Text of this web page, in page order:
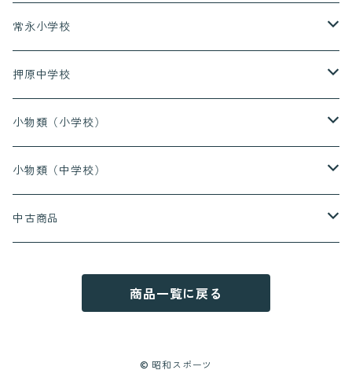
上着（半袖）
長ズボン
ハーフパンツ
上着（長袖）
上着（半袖）
長ズボン
ハーフパンツ
常永小学校
上着（長袖）
上着（半袖）
長ズボン
ハーフパンツ
押原中学校
上着（長袖）
上着（半袖）
長ズボン
小物類（小学校）
上履き
給食着
小物類（中学校）
上履き
レインコート
中古商品
商品一覧に戻る
© 昭和スポーツ